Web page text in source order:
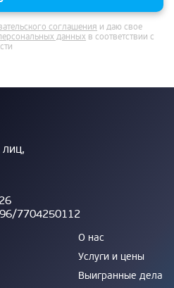
соглашения и даю свое
данных в соответствии с
лиц,
7704250112
О нас
Услуги и цены
Выигранные дела